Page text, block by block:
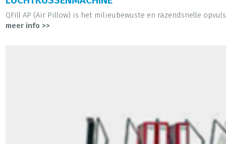
QFill AP (Air Pillow) is het milieubewuste en razendsnelle
meer info >>